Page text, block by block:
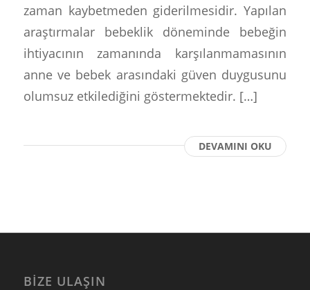
zaman kaybetmeden giderilmesidir. Yapılan
araştırmalar bebeklik döneminde bebeğin
ihtiyacının zamanında karşılanmamasının
anne ve bebek arasındaki güven duygusunu
olumsuz etkilediğini göstermektedir. […]
DEVAMINI OKU
BIZE ULAŞIN